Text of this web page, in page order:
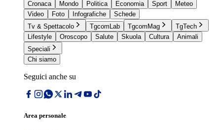
Cronaca
Mondo Politica Economia Sport
Meteo
Video
Foto Infografiche
Schede
Tv & Spettacolo
TgcomLab TgcomMag
TgTech
Lifestyle
Oroscopo Salute Skuola Cultura
Animali
Speciali
Chi siamo
Seguici anche su
Area personale